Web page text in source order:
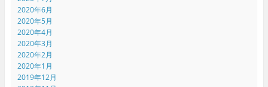
2020年6月
2020年5月
2020年4月
2020年3月
2020年2月
2020年1月
2019年12月